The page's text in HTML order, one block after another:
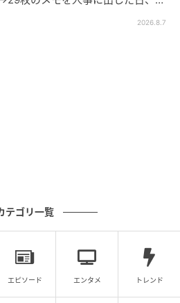
2026.8.7
テゴリ一覧
エピソード エンタメ トレンド